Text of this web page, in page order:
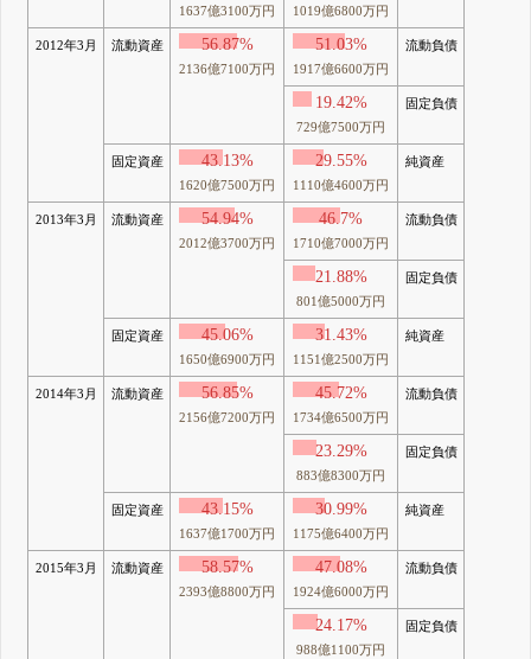
1637億3100万円 1019億6800万円
2012年3月 流動資産 56.87%
2136億7100万円
51.03%
1917億6600万円
流動負債
19.42%
729億7500万円
固定負債
固定資産 43.13%
1620億7500万円
29.55%
1110億4600万円
純資産
2013年3月 流動資産 54.94%
2012億3700万円
46.7%
1710億7000万円
流動負債
21.88%
801億5000万円
固定負債
固定資産 45.06%
1650億6900万円
31.43%
1151億2500万円
純資産
2014年3月 流動資産 56.85%
2156億7200万円
45.72%
1734億6500万円
流動負債
23.29%
883億8300万円
固定負債
固定資産 43.15%
1637億1700万円
30.99%
1175億6400万円
純資産
2015年3月 流動資産 58.57%
2393億8800万円
47.08%
1924億6000万円
流動負債
24.17%
988億1100万円
固定負債